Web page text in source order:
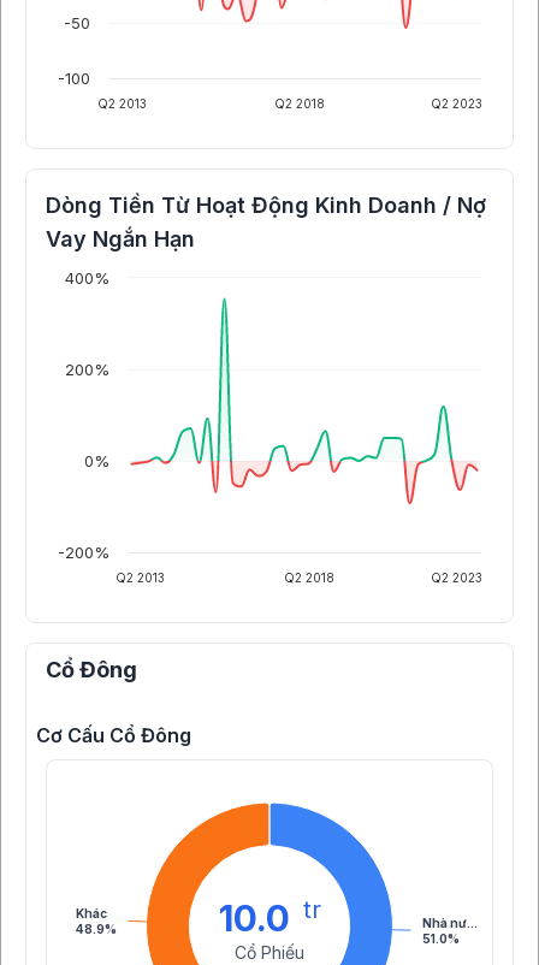
Q2 2013 Q2 2018 Q2 2023
-100
-50
Dòng Tiền Từ Hoạt Động Kinh Doanh / Nợ
Vay Ngắn Hạn
Q2 2013 Q2 2018 Q2 2023
-200%
0%
200%
400%
Cổ Đông
Cơ Cấu Cổ Đông
Nhà nư…
51.0%
Khác
48.9%
10.0 tr
Cổ Phiếu